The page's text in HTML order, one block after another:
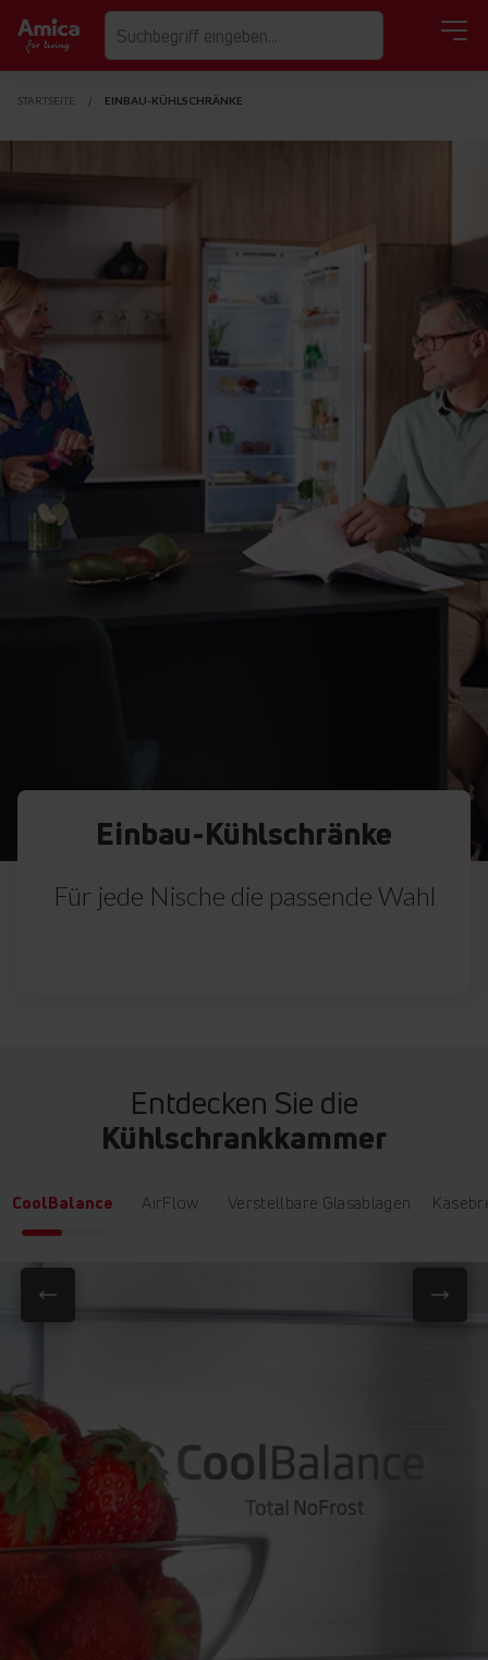
STARTSEITE EINBAU-KÜHLSCHRÄNKE
Einbau-Kühlschränke
Für jede Nische die passende Wahl
Entdecken Sie die
Kühlschrankkammer
CoolBalance AirFlow Verstellbare Glasablagen